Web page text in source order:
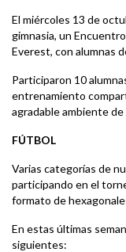
El miércoles 13 de
gimnasia, un
Everest, con alumnas
Participaron 10
entrenamiento
agradable ambiente de
FÚTBOL
Varias categorías de
participando en el
formato de
En estas últimas
siguientes: